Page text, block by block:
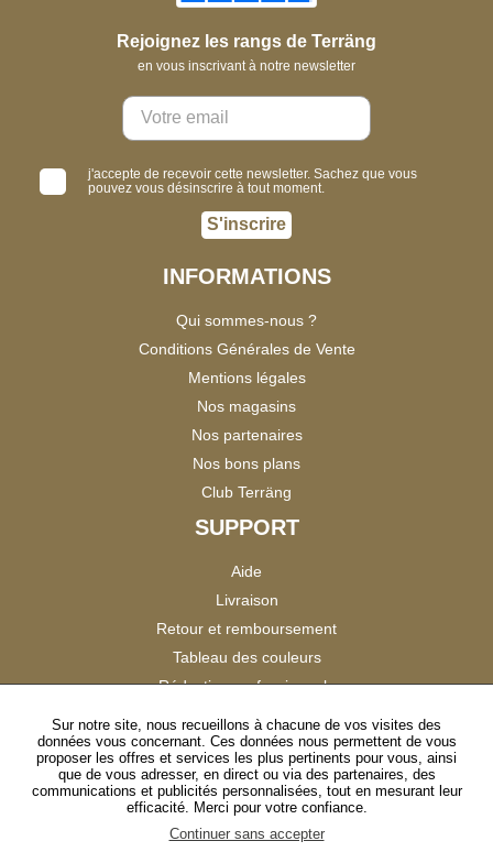
Rejoignez les rangs de Terräng
en vous inscrivant à notre newsletter
j'accepte de recevoir cette newsletter. Sachez que vous
pouvez vous désinscrire à tout moment.
S'inscrire
INFORMATIONS
Qui sommes-nous ?
Conditions Générales de Vente
Mentions légales
Nos magasins
Nos partenaires
Nos bons plans
Club Terräng
SUPPORT
Aide
Livraison
Retour et remboursement
Tableau des couleurs
Réduction professionnels
Satisfaction Clients
SUIVEZ-NOUS
Sur notre site, nous recueillons à chacune de vos visites des
données vous concernant. Ces données nous permettent de vous
proposer les offres et services les plus pertinents pour vous, ainsi
que de vous adresser, en direct ou via des partenaires, des
communications et publicités personnalisées, tout en mesurant leur
efficacité. Merci pour votre confiance.
Continuer sans accepter